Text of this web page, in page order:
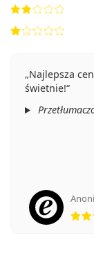
Najlepsza
świetnie!